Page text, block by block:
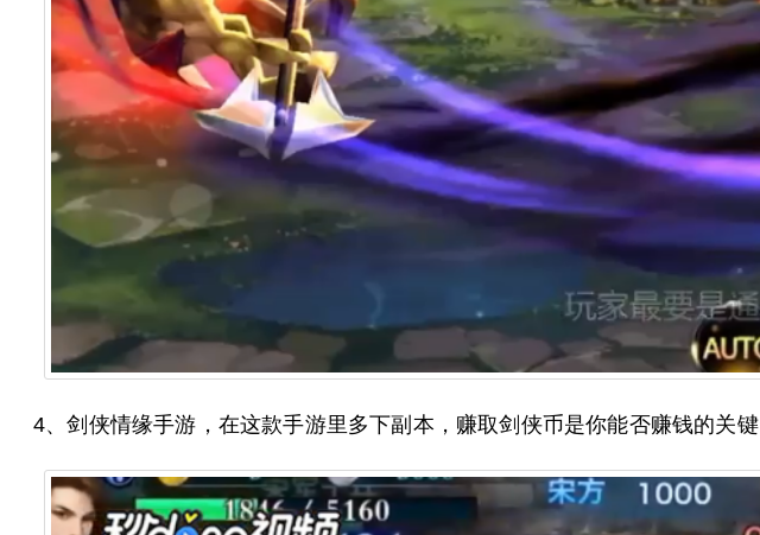
4、剑侠情缘手游，在这款手游里多下副本，赚取剑侠币是你能否赚钱的关键